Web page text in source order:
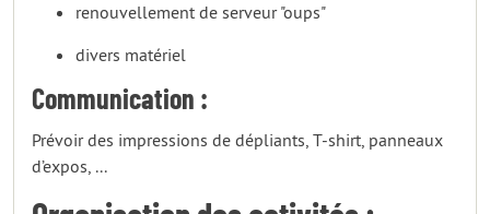
renouvellement de serveur "oups"
divers matériel
Communication :
Prévoir des impressions de dépliants, T-shirt, panneaux
d’expos, ...